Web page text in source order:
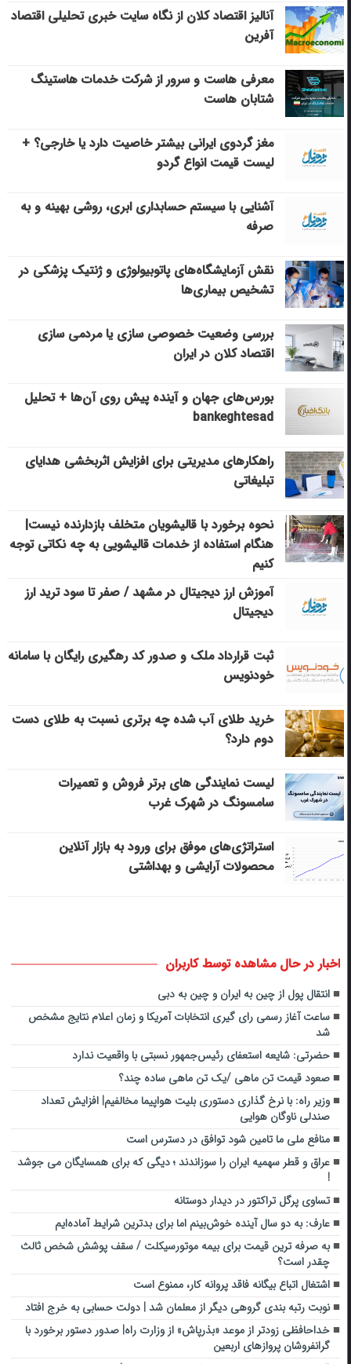
آنالیز اقتصاد کلان از نگاه سایت خبری تحلیلی اقتصاد
آفرین
معرفی هاست و سرور از شرکت خدمات هاستینگ
شتابان هاست
مغز گردوی ایرانی بیشتر خاصیت دارد یا خارجی؟ +
لیست قیمت انواع گردو
آشنایی با سیستم حسابداری ابری، روشی بهینه و به
صرفه
نقش آزمایشگاه‌های پاتوبیولوژی و ژنتیک پزشکی در
تشخیص بیماری‌ها
بررسی وضعیت خصوصی سازی یا مردمی سازی
اقتصاد کلان در ایران
بورس‌های جهان و آینده پیش روی آن‌ها + تحلیل
bankeghtesad
راهکارهای مدیریتی برای افزایش اثربخشی هدایای
تبلیغاتی
نحوه برخورد با قالیشویان متخلف بازدارنده نیست|
هنگام استفاده از خدمات قالیشویی به چه نکاتی توجه
کنیم
آموزش ارز دیجیتال در مشهد / صفر تا سود ترید ارز
دیجیتال
ثبت قرارداد ملک و صدور کد رهگیری رایگان با سامانه
خودنویس
خرید طلای آب شده چه برتری نسبت به طلای دست
دوم دارد؟
لیست نمایندگی های برتر فروش و تعمیرات
سامسونگ در شهرک غرب
استراتژی‌های موفق برای ورود به بازار آنلاین
محصولات آرایشی و بهداشتی
اخبار در حال مشاهده توسط کاربران
انتقال پول از چین به ایران و چین به دبی
ساعت آغاز رسمی رای‌ گیری انتخابات آمریکا و زمان اعلام نتایج مشخص
شد
حضرتی: شایعه استعفای رئیس‌جمهور نسبتی با واقعیت ندارد
صعود قیمت تن ماهی /یک تن ماهی ساده چند؟
وزیر راه: با نرخ گذاری دستوری بلیت هواپیما مخالفیم| افزایش تعداد
صندلی ناوگان هوایی
منافع ملی ما تامین شود توافق در دسترس است
عراق و قطر سهمیه ایران را سوزاندند ؛ دیگی که برای همسایگان می جوشد
تساوی پرگل تراکتور در دیدار دوستانه
عارف: به دو سال آینده خوش‌بینم اما برای بدترین شرایط آماده‌ایم
به صرفه ترین قیمت برای بیمه موتورسیکلت / سقف پوشش شخص ثالث
چقدر است؟
اشتغال اتباع بیگانه فاقد پروانه کار، ممنوع است
نوبت رتبه بندی گروهی دیگر از معلمان شد | دولت حسابی به خرج افتاد
خداحافظی زودتر از موعد «بذرپاش» از وزارت راه| صدور دستور برخورد با
گرانفروشان پروازهای اربعین